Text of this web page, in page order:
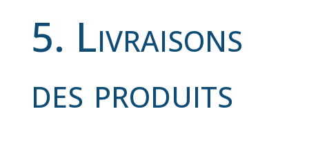
5. Livraisons
des produits